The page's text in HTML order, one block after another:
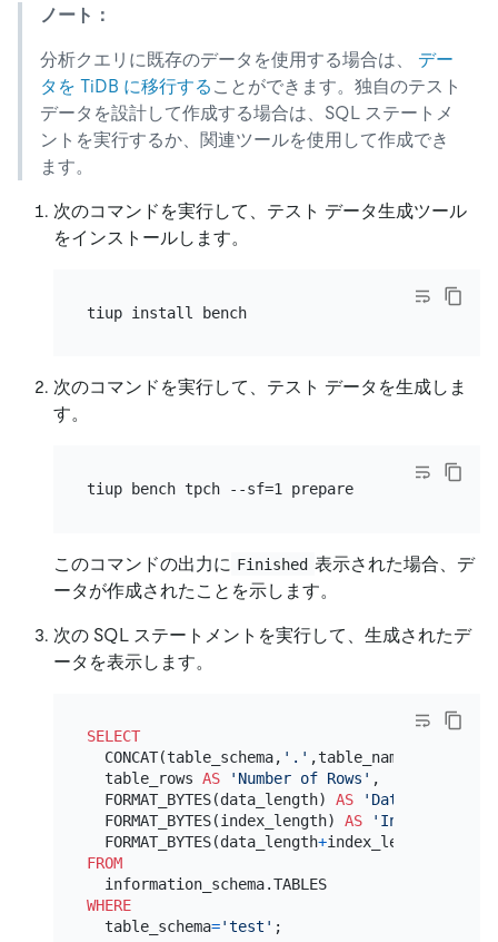
ノート：
分析クエリに既存のデータを使用する場合は、 デー
タを TiDB に移行する ことができます。独自のテスト
データを設計して作成する場合は、SQL ステートメ
ントを実行するか、関連ツールを使用して作成でき
ます。
次のコマンドを実行して、テスト データ生成ツール
をインストールします。
tiup install bench
次のコマンドを実行して、テスト データを生成しま
す。
tiup bench tpch --sf=1 prepare
このコマンドの出力に Finished 表示された場合、デ
ータが作成されたことを示します。
次の SQL ステートメントを実行して、生成されたデ
ータを表示します。
SELECT
  CONCAT(table_schema,
'.' ,table_name)
  table_rows
AS 'Number of Rows' ,
  FORMAT_BYTES(data_length)
AS 'Data Size'
  FORMAT_BYTES(index_length)
AS 'Index Size'
  FORMAT_BYTES(data_length
+index_length)
FROM
  information_schema.TABLES
WHERE
  table_schema
='test'